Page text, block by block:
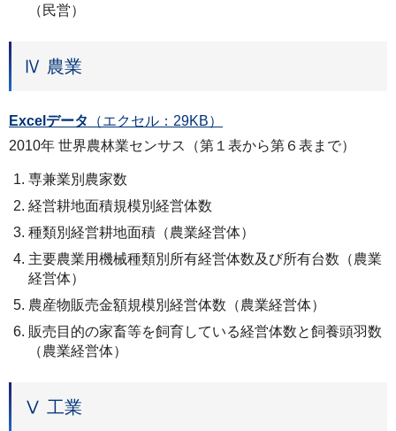
（民営）
Ⅳ 農業
Excelデータ
（エクセル：29KB）
2010年 世界農林業センサス（第１表から第６表まで）
専兼業別農家数
経営耕地面積規模別経営体数
種類別経営耕地面積（農業経営体）
主要農業用機械種類別所有経営体数及び所有台数（農業
経営体）
農産物販売金額規模別経営体数（農業経営体）
販売目的の家畜等を飼育している経営体数と飼養頭羽数
（農業経営体）
Ⅴ 工業